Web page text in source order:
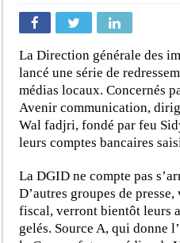
La Direction générale des
lancé une série de
médias locaux. Concernés
Avenir communication,
Wal fadjri, fondé par feu
leurs comptes bancaires
La DGID ne compte pas
D’autres groupes de
fiscal, verront bientôt leurs
gelés. Source A, qui donne